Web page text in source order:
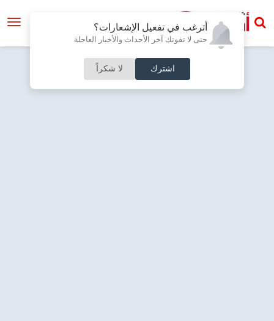
أترغب في تفعيل الإشعارات؟
حتى لا تفوتك آخر الأحداث والأخبار العاجلة
اشترك لا شكراً